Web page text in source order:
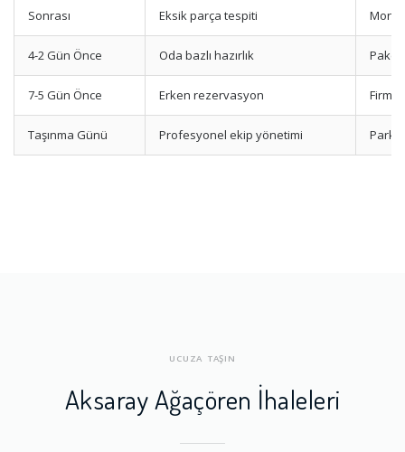
Sonrası Eksik parça tespiti
4-2 Gün Önce Oda bazlı hazırlık
7-5 Gün Önce Erken rezervasyon
Taşınma Günü Profesyonel ekip yönetimi Park
UCUZA TAŞIN
Aksaray Ağaçören İhaleleri